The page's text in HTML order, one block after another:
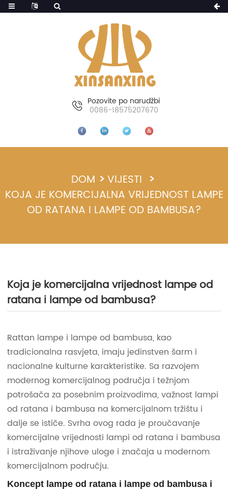
Pozovite po narudžbi
0086-18575207670
DOM
VIJESTI
KOJA JE KOMERCIJALNA VRIJEDNOST LAMPE
OD RATANA I LAMPE OD BAMBUSA?
Koja je komercijalna vrijednost lampe od
ratana i lampe od bambusa?
Rattan lampe i lampe od bambusa, kao
tradicionalna rasvjeta, imaju jedinstven šarm i
nacionalne kulturne karakteristike. Sa razvojem
modernog komercijalnog područja i težnjom
potrošača za posebnim proizvodima, važnost lampi
od ratana i bambusa na komercijalnom tržištu i
dalje se ističe. Svrha ovog rada je proučavanje
komercijalne vrijednosti lampi od ratana i bambusa
i istraživanje njihove uloge i značaja u modernom
komercijalnom području.
Koncept lampe od ratana i lampe od bambusa i